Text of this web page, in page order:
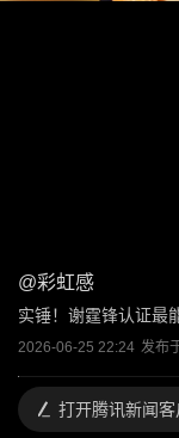
@彩虹感
实锤！谢霆锋认证最
2026-06-25 22:24 发布
打开腾讯新闻